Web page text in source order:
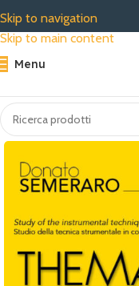
Skip to navigation
Skip to main content
Menu